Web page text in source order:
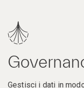
Gestisci i dati in